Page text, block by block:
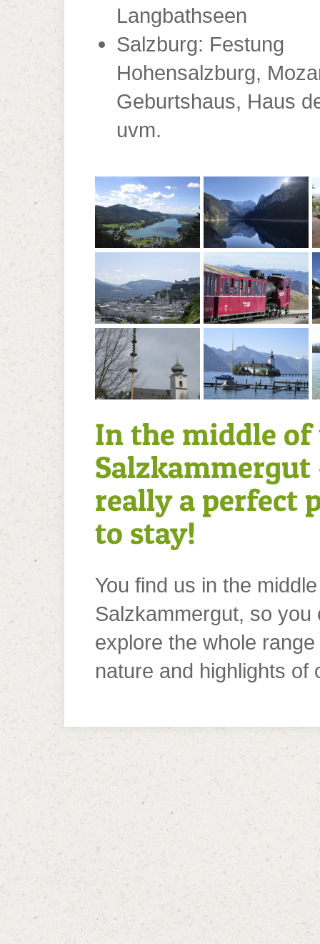
Langbathseen
Salzburg: Festung
Hohensalzburg,
Geburtshaus, Haus
uvm.
In the middle of
Salzkammergut
really a perfect
to stay!
You find us in the
Salzkammergut, so you
explore the whole
nature and highlights of